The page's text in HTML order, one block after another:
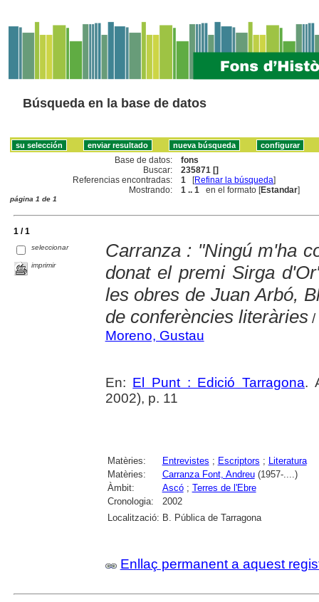
Búsqueda en la base de datos
Base de datos:
fons
Buscar:
235871 []
Referencias encontradas:
1 [Refinar la búsqueda]
Mostrando:
1 .. 1 en el formato [Estandar]
página 1 de 1
1 / 1
seleccionar
imprimir
Carranza : "Ningú m'ha
donat el premi Sirga
les obres de Juan Arbó,
de conferències literàries/
Moreno, Gustau
En: El Punt : Edició Tarragona.
2002), p. 11
Matèries: Entrevistes ; Escriptors ;
Literatura
Matèries:
Carranza Font, Andreu(1957-....)
Àmbit:
Ascó; Terres de l'Ebre
Cronologia:
2002
Localització: B. Pública de Tarragona
Enllaç permanent a aquest